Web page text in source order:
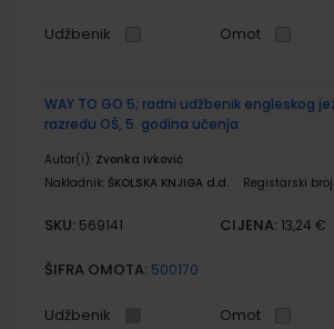
Udžbenik Omot
WAY TO GO 5; radni udžbenik engleskog
razredu OŠ, 5. godina učenja
Autor(i): Zvonka Ivković
Nakladnik: ŠKOLSKA KNJIGA d.d. Registarski
SKU: 569141 CIJENA: 13,24 €
ŠIFRA OMOTA: 500170
Udžbenik Omot